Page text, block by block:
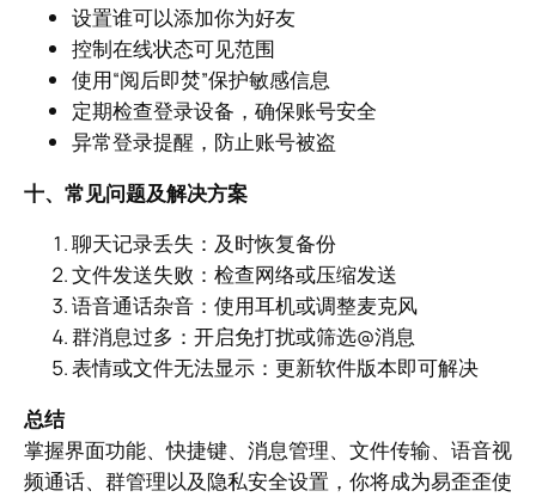
设置谁可以添加你为好友
控制在线状态可见范围
使用“阅后即焚”保护敏感信息
定期检查登录设备，确保账号安全
异常登录提醒，防止账号被盗
十、常见问题及解决方案
聊天记录丢失：及时恢复备份
文件发送失败：检查网络或压缩发送
语音通话杂音：使用耳机或调整麦克风
群消息过多：开启免打扰或筛选@消息
表情或文件无法显示：更新软件版本即可解决
总结
掌握界面功能、快捷键、消息管理、文件传输、语音视
频通话、群管理以及隐私安全设置，你将成为易歪歪使